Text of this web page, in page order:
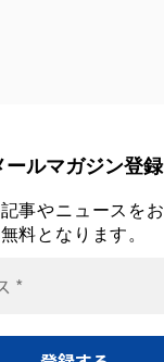
ールマガジン登録
事やニュースを
料となります。